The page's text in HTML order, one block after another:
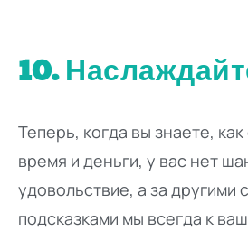
10.
Теперь, когда вы знаете,
время и деньги, у вас нет
удовольствие, а за другими
подсказками мы всегда к